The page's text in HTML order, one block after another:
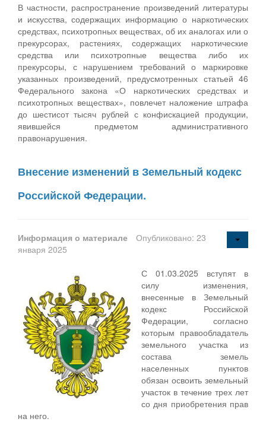
В частности, распространение произведений литературы
и искусства, содержащих информацию о наркотических
средствах, психотропных веществах, об их аналогах или о
прекурсорах, растениях, содержащих наркотические
средства или психотропные вещества либо их
прекурсоры, с нарушением требований о маркировке
указанных произведений, предусмотренных статьей 46
Федерального закона «О наркотических средствах и
психотропных веществах», повлечет наложение штрафа
до шестисот тысяч рублей с конфискацией продукции,
явившейся предметом административного
правонарушения.
Внесение изменений в Земельный кодекс
Российской Федерации.
Информация о материале
Опубликовано: 23
января 2025
С 01.03.2025 вступят в
силу изменения,
внесенные в Земельный
кодекс Российской
Федерации, согласно
которым правообладатель
земельного участка из
состава земель
населенных пунктов
обязан освоить земельный
участок в течение трех лет
со дня приобретения прав
на него.